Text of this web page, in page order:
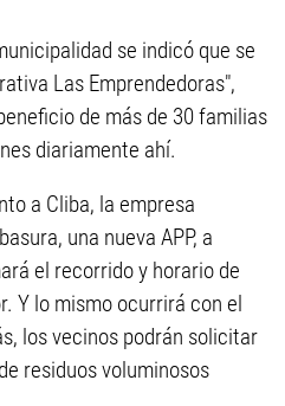
se indicó que se
Las Emprendedoras",
de más de 30 familias
diariamente ahí.
a Cliba, la empresa
una nueva APP, a
el recorrido y horario de
Y lo mismo ocurrirá con el
los vecinos podrán solicitar
residuos voluminosos